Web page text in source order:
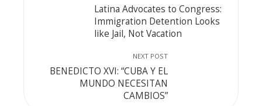
Latina Advocates to Congress:
Immigration Detention Looks
like Jail, Not Vacation
NEXT POST
BENEDICTO XVI: “CUBA Y EL
MUNDO NECESITAN
CAMBIOS”